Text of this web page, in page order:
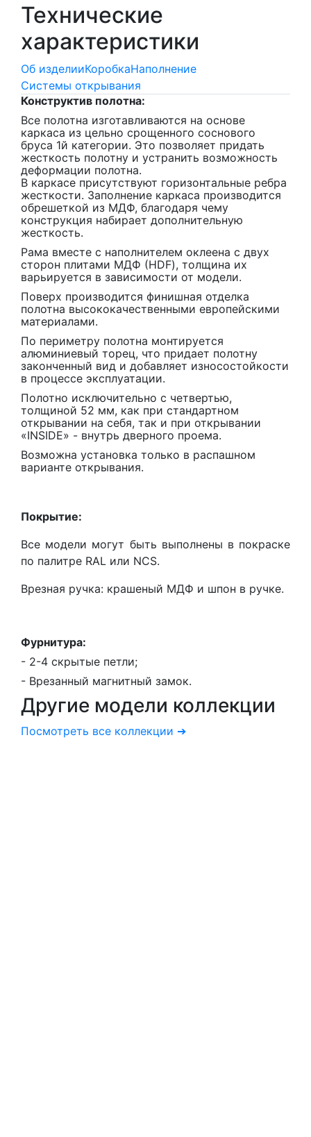
Технические
характеристики
Об изделииКоробкаНаполнение
Системы открывания
Конструктив полотна:
Все полотна изготавливаются на основе
каркаса из цельно срощенного соснового
бруса 1й категории. Это позволяет придать
жесткость полотну и устранить возможность
деформации полотна.
В каркасе присутствуют горизонтальные ребра
жесткости. Заполнение каркаса производится
обрешеткой из МДФ, благодаря чему
конструкция набирает дополнительную
жесткость.
Рама вместе с наполнителем оклеена с двух
сторон плитами МДФ (HDF), толщина их
варьируется в зависимости от модели.
Поверх производится финишная отделка
полотна высококачественными европейскими
материалами.
По периметру полотна монтируется
алюминиевый торец, что придает полотну
законченный вид и добавляет износостойкости
в процессе эксплуатации.
Полотно исключительно с четвертью,
толщиной 52 мм, как при стандартном
открывании на себя, так и при открывании
«INSIDE» - внутрь дверного проема.
Возможна установка только в распашном
варианте открывания.
Покрытие:
Все модели могут быть выполнены в покраске
по палитре RAL или NCS.
Врезная ручка: крашеный МДФ и шпон в ручке.
Фурнитура:
- 2-4 скрытые петли;
- Врезанный магнитный замок.
Другие модели коллекции
Посмотреть все коллекции ➔